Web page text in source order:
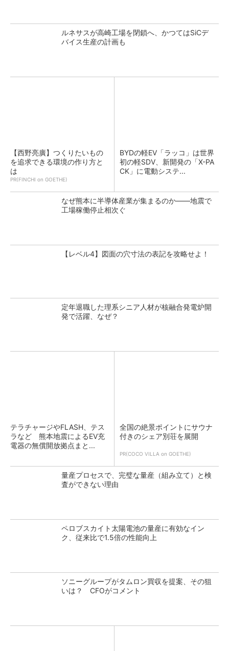
ルネサスが高崎工場を閉鎖へ、かつてはSiCデ
バイス生産の計画も
【西野亮廣】つくりたいもの
を追求できる環境の作り方と
は
PR(FINCHI on GOETHE)
BYDの軽EV「ラッコ」は世界
初の軽SDV、新開発の「X-PA
CK」に電動システ...
なぜ熊本に半導体産業が集まるのか――地震で
工場稼働停止相次ぐ
【レベル4】図面の穴寸法の表記を攻略せよ！
定年退職した理系シニア人材が核融合発電炉開
発で活躍、なぜ？
テラチャージやFLASH、テス
ラなど 熊本地震によるEV充
電器の無償開放拠点まと...
全国の絶景ポイントにサウナ
付きのシェア別荘を展開
PR(COCO VILLA on GOETHE)
量産プロセスで、完璧な量産（組み立て）と検
査ができない理由
ペロブスカイト太陽電池の量産に有効なイン
ク、従来比で1.5倍の性能向上
ソニーグループがタムロン買収を提案、その狙
いは？ CFOがコメント